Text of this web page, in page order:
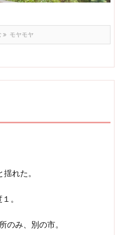
モヤモヤ
れた。
。
のみ、別の市。